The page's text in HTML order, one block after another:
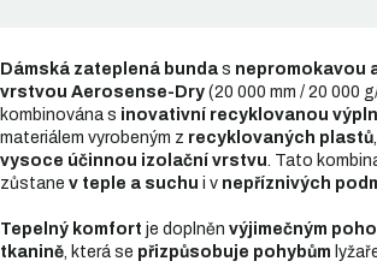
Dámská zateplená bunda s nepromokavou
vrstvou Aerosense-Dry (20 000 mm / 20 000
kombinována s inovativní recyklovanou
materiálem vyrobeným z recyklovaných plastů
vysoce účinnou izolační vrstvu . Tato
zůstane v teple a suchu i v nepříznivých
Tepelný komfort je doplněn výjimečným
tkanině , která se přizpůsobuje pohybům